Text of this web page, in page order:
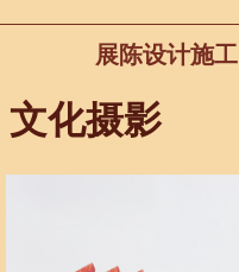
展陈设计施工
文化摄影